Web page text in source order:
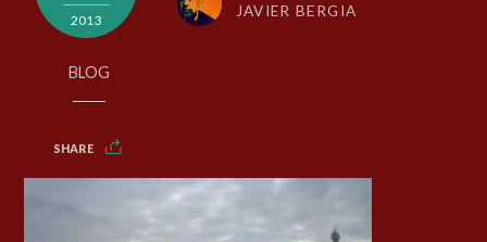
2013
BLOG
SHARE
JAVIER BERGIA